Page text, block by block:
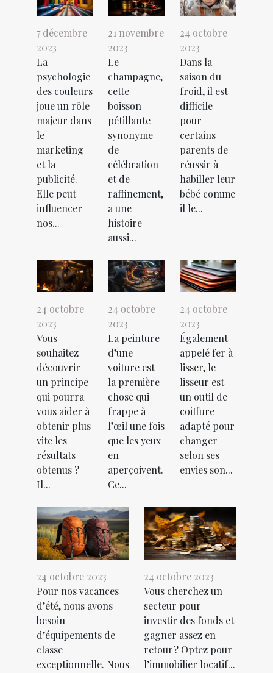
7 décembre
2023
La
psychologie
des couleurs
joue un rôle
majeur dans
le
marketing
et la
publicité.
Elle peut
influencer
nos...
21 novembre
2023
Le
champagne,
cette
boisson
pétillante
synonyme
de
célébration
et de
raffinement,
a une
histoire
aussi...
24 octobre
2023
Dans la
saison du
froid, il est
difficile
pour
certains
parents de
réussir à
habiller leur
bébé comme
il le...
24 octobre
2023
Vous
souhaitez
découvrir
un principe
qui pourra
vous aider à
obtenir plus
vite les
résultats
obtenus ?
Il...
24 octobre
2023
La peinture
d’une
voiture est
la première
chose qui
frappe à
l’œil une fois
que les yeux
en
aperçoivent.
Ce...
24 octobre
2023
Également
appelé fer à
lisser, le
lisseur est
un outil de
coiffure
adapté pour
changer
selon ses
envies son...
24 octobre 2023
Pour nos vacances
d’été, nous avons
besoin
d’équipements de
classe
exceptionnelle. Nous
24 octobre 2023
Vous cherchez un
secteur pour
investir des fonds et
gagner assez en
retour ? Optez pour
l’immobilier locatif...